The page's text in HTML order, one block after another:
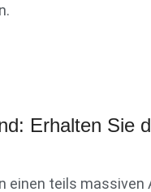
Erhalten Sie
einen teils